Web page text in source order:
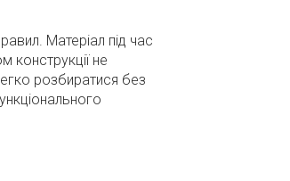
Матеріал під час
конструкції не
розбиратися без